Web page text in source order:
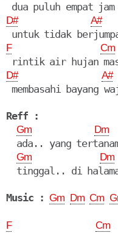
D# A#
F Cm
D# A#
membasahi bayang
Reff :
Gm Dm
ada.. yang
Gm Dm
tinggal.. di
Music : Gm Dm Cm
F Cm